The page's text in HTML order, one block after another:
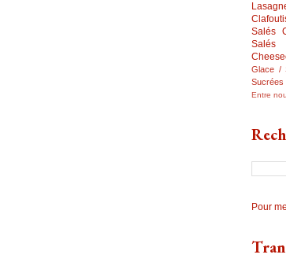
Salés
Salés
Glace /
Sucrées
Entre
Pour